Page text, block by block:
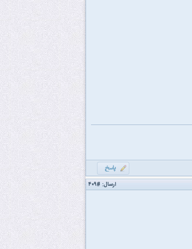
ارسال: #۴۰۹